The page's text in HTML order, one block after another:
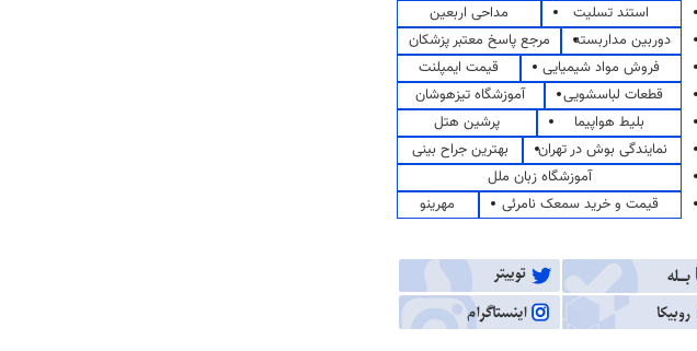
استند تسلیت
مداحی اربعین
دوربین مداربسته
مرجع پاسخ معتبر پزشکان
فروش مواد شیمیایی
قیمت ایمپلنت
قطعات لباسشویی
آموزشگاه تیزهوشان
بلیط هواپیما
پرشین هتل
نمایندگی بوش در تهران
بهترین جراح بینی
آموزشگاه زبان ملل
قیمت و خرید سمعک نامرئی
مهرینو